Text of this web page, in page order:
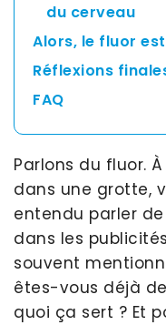
Malaysia
du cerveau
Alors, le fluor
Réflexions
FAQ
Parlons du fluor.
dans une grotte,
entendu parler
dans les
souvent
êtes-vous déjà
quoi ça sert ? Et